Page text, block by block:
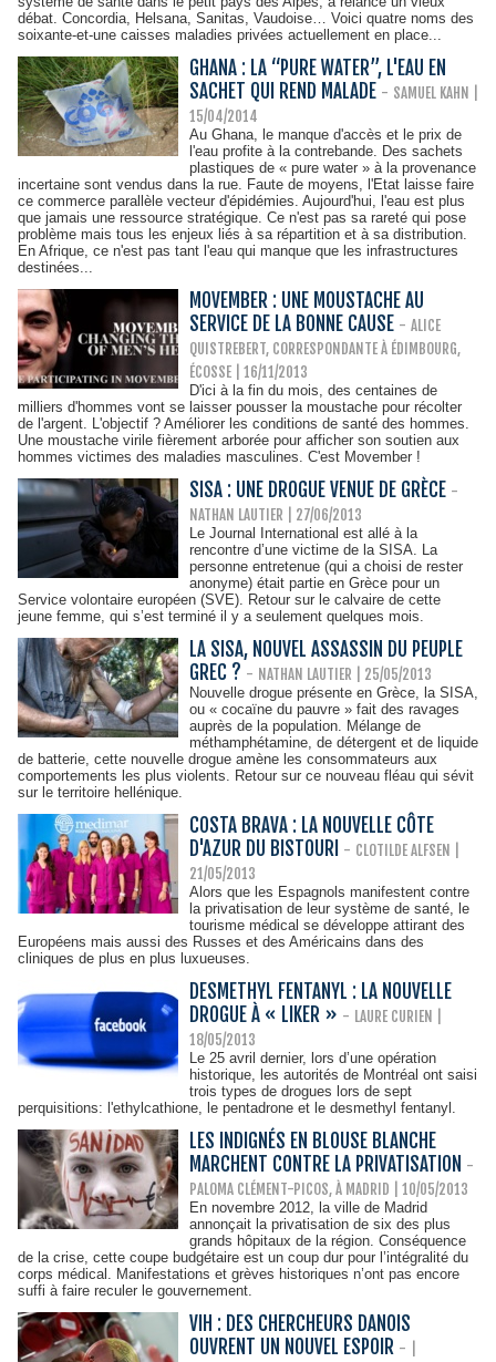
débat. Concordia, Helsana, Sanitas, Vaudoise… Voici quatre noms des
soixante-et-une caisses maladies privées actuellement en place...
GHANA : LA “PURE WATER”, L'EAU EN
SACHET QUI REND MALADE - SAMUEL KAHN
15/04/2014
Au Ghana, le manque d'accès et le prix de
l'eau profite à la contrebande. Des sachets
plastiques de « pure water » à la provenance
incertaine sont vendus dans la rue. Faute de moyens, l'Etat laisse faire
ce commerce parallèle vecteur d'épidémies. Aujourd'hui, l'eau est plus
que jamais une ressource stratégique. Ce n'est pas sa rareté qui pose
problème mais tous les enjeux liés à sa répartition et à sa distribution.
En Afrique, ce n'est pas tant l'eau qui manque que les infrastructures
destinées...
MOVEMBER : UNE MOUSTACHE AU
SERVICE DE LA BONNE CAUSE - ALICE
QUISTREBERT, CORRESPONDANTE À ÉDIMBOURG,
ÉCOSSE | 16/11/2013
D'ici à la fin du mois, des centaines de
milliers d'hommes vont se laisser pousser la moustache pour récolter
de l'argent. L'objectif ? Améliorer les conditions de santé des hommes.
Une moustache virile fièrement arborée pour afficher son soutien aux
hommes victimes des maladies masculines. C'est Movember !
SISA : UNE DROGUE VENUE DE GRÈCE -
NATHAN LAUTIER | 27/06/2013
Le Journal International est allé à la
rencontre d’une victime de la SISA. La
personne entretenue (qui a choisi de rester
anonyme) était partie en Grèce pour un
Service volontaire européen (SVE). Retour sur le calvaire de cette
jeune femme, qui s’est terminé il y a seulement quelques mois.
LA SISA, NOUVEL ASSASSIN DU PEUPLE
GREC ? - NATHAN LAUTIER | 25/05/2013
Nouvelle drogue présente en Grèce, la SISA,
ou « cocaïne du pauvre » fait des ravages
auprès de la population. Mélange de
méthamphétamine, de détergent et de liquide
de batterie, cette nouvelle drogue amène les consommateurs aux
comportements les plus violents. Retour sur ce nouveau fléau qui sévit
sur le territoire hellénique.
COSTA BRAVA : LA NOUVELLE CÔTE
D'AZUR DU BISTOURI - CLOTILDE ALFSEN |
21/05/2013
Alors que les Espagnols manifestent contre
la privatisation de leur système de santé, le
tourisme médical se développe attirant des
Européens mais aussi des Russes et des Américains dans des
cliniques de plus en plus luxueuses.
DESMETHYL FENTANYL : LA NOUVELLE
DROGUE À « LIKER » - LAURE CURIEN
18/05/2013
Le 25 avril dernier, lors d’une opération
historique, les autorités de Montréal ont saisi
trois types de drogues lors de sept
perquisitions: l'ethylcathione, le pentadrone et le desmethyl fentanyl.
LES INDIGNÉS EN BLOUSE BLANCHE
MARCHENT CONTRE LA PRIVATISATION -
PALOMA CLÉMENT-PICOS, À MADRID | 10/05/2013
En novembre 2012, la ville de Madrid
annonçait la privatisation de six des plus
grands hôpitaux de la région. Conséquence
de la crise, cette coupe budgétaire est un coup dur pour l’intégralité du
corps médical. Manifestations et grèves historiques n’ont pas encore
suffi à faire reculer le gouvernement.
VIH : DES CHERCHEURS DANOIS
OUVRENT UN NOUVEL ESPOIR -